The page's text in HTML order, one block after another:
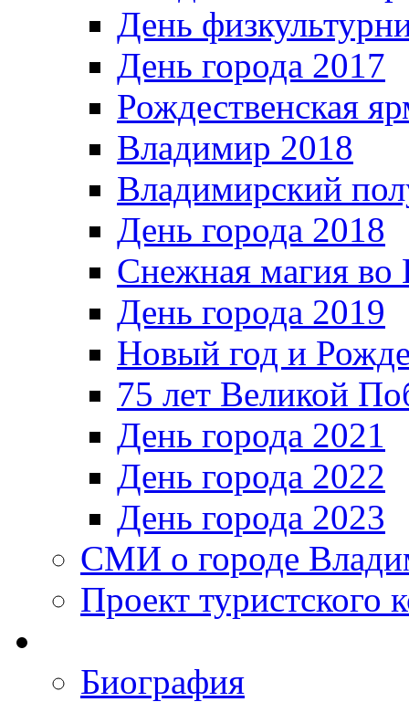
День
День города 2017
Рождественская
Владимир 2018
Владимирский
День города 2018
Снежная магия во
День города 2019
Новый год и
75 лет Великой
День города 2021
День города 2022
День города 2023
СМИ о городе
Проект туристского
Биография